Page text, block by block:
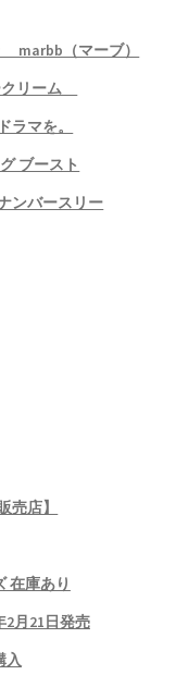
marbb（マーブ）
クリーム
マを。
ブースト
ンバースリー
店】
在庫あり
月21日発売
入